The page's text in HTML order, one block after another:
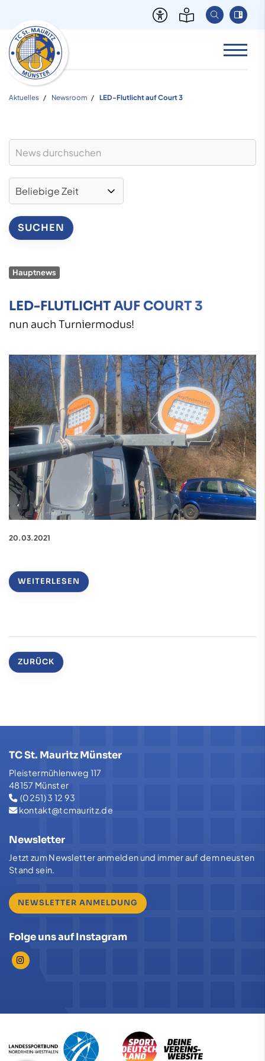
Aktuelles Newsroom LED-Flutlicht auf Court 3
Hauptnews
LED-FLUTLICHT AUF COURT 3
nun auch Turniermodus!
20.03.2021
WEITERLESEN
ZURÜCK
TC St. Mauritz Münster
Pleistermühlenweg 117
48157 Münster
(0251) 3 12 93
kontakt@tcmauritz.de
Newsletter
Jetzt zum Newsletter anmelden und immer auf dem neusten
Stand sein.
NEWSLETTER ANMELDUNG
Folge uns auf Instagram